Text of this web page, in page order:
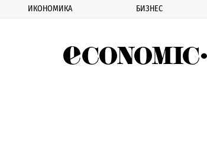
ИКОНОМИКА БИЗНЕС